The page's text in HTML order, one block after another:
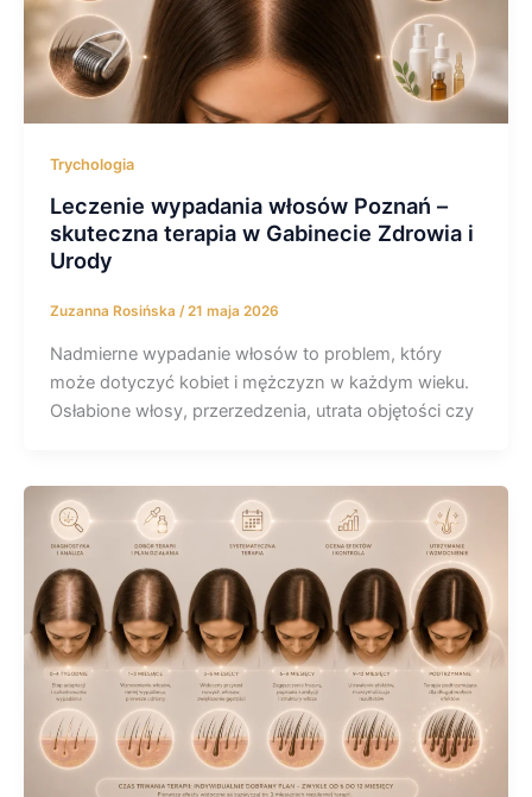
Trychologia
Leczenie wypadania włosów Poznań –
skuteczna terapia w Gabinecie Zdrowia i
Urody
Zuzanna Rosińska /21 maja 2026
Nadmierne wypadanie włosów to problem, który
może dotyczyć kobiet i mężczyzn w każdym wieku.
Osłabione włosy, przerzedzenia, utrata objętości czy